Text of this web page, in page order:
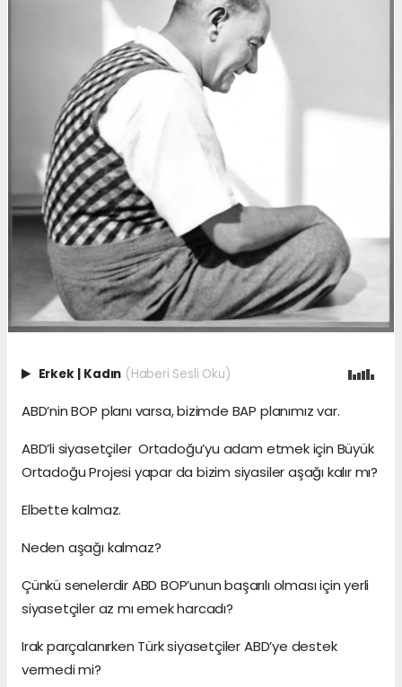
Erkek Kadın (Haberi Sesli Oku)
ABD’nin BOP planı varsa, bizimde BAP planımız var.
ABD’li siyasetçiler Ortadoğu’yu adam etmek için Büyük
Ortadoğu Projesi yapar da bizim siyasiler aşağı kalır mı?
Elbette kalmaz.
Neden aşağı kalmaz?
Çünkü senelerdir ABD BOP’unun başarılı olması için yerli
siyasetçiler az mı emek harcadı?
Irak parçalanırken Türk siyasetçiler ABD’ye destek
vermedi mi?